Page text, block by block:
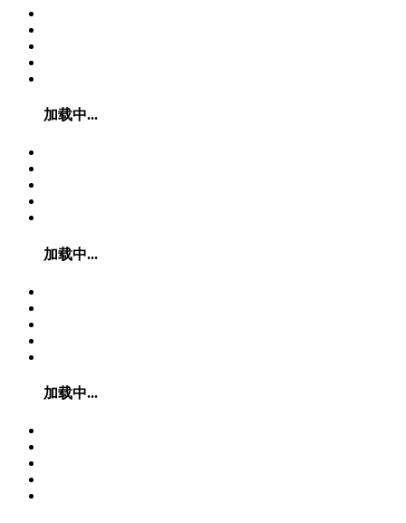
加载中...
加载中...
加载中...